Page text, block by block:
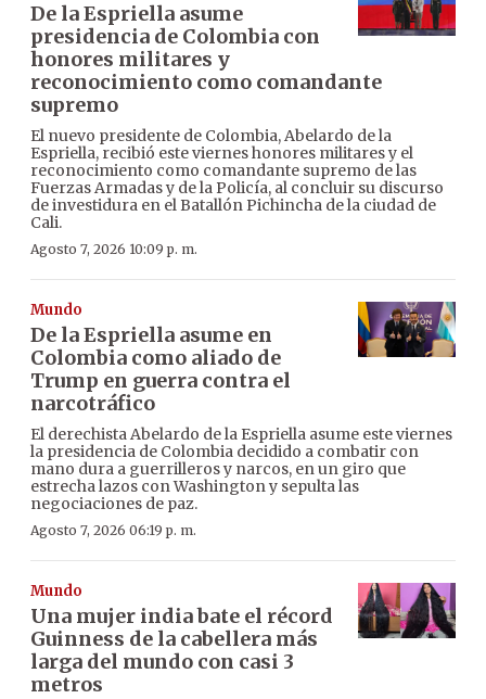
De la Espriella asume
presidencia de Colombia con
honores militares y
reconocimiento como comandante
supremo
El nuevo presidente de Colombia, Abelardo de la
Espriella, recibió este viernes honores militares y el
reconocimiento como comandante supremo de las
Fuerzas Armadas y de la Policía, al concluir su discurso
de investidura en el Batallón Pichincha de la ciudad de
Cali.
Agosto 7, 2026 10:09 p. m.
Mundo
De la Espriella asume en
Colombia como aliado de
Trump en guerra contra el
narcotráfico
El derechista Abelardo de la Espriella asume este viernes
la presidencia de Colombia decidido a combatir con
mano dura a guerrilleros y narcos, en un giro que
estrecha lazos con Washington y sepulta las
negociaciones de paz.
Agosto 7, 2026 06:19 p. m.
Mundo
Una mujer india bate el récord
Guinness de la cabellera más
larga del mundo con casi 3
metros